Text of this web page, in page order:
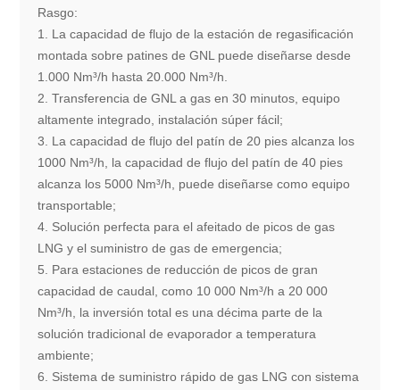
Rasgo:
1. La capacidad de flujo de la estación de regasificación
montada sobre patines de GNL puede diseñarse desde
1.000 Nm³/h hasta 20.000 Nm³/h.
2. Transferencia de GNL a gas en 30 minutos, equipo
altamente integrado, instalación súper fácil;
3. La capacidad de flujo del patín de 20 pies alcanza los
1000 Nm³/h, la capacidad de flujo del patín de 40 pies
alcanza los 5000 Nm³/h, puede diseñarse como equipo
transportable;
4. Solución perfecta para el afeitado de picos de gas
LNG y el suministro de gas de emergencia;
5. Para estaciones de reducción de picos de gran
capacidad de caudal, como 10 000 Nm³/h a 20 000
Nm³/h, la inversión total es una décima parte de la
solución tradicional de evaporador a temperatura
ambiente;
6. Sistema de suministro rápido de gas LNG con sistema